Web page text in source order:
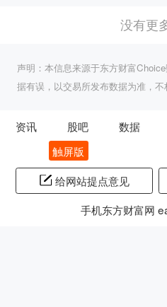
没有更
声明：本信息来源于东方财富
据有误，以交易所发布数据为准，不
资讯 股吧 数据
触屏版
给网站提点意见
手机东方财富网